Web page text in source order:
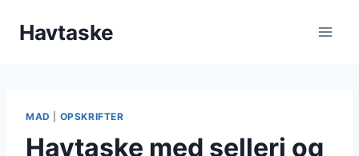
Havtaske
MAD OPSKRIFTER
Havtaske med selleri og